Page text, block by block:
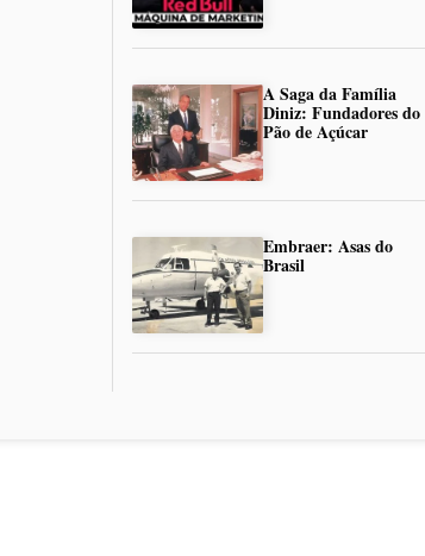
A Saga da Família
Diniz: Fundadores do
Pão de Açúcar
Embraer: Asas do
Brasil